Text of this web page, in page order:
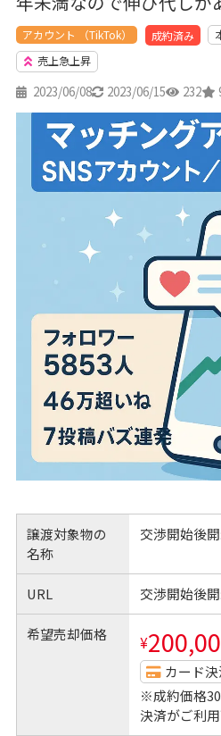
アカウント （TikTok） 成約済み
売上急上昇
2023/06/08 2023/06/15 232
譲渡対象物の
名称
交渉開始後
URL 交渉開始後
希望売却価格 ¥
カード
※成約価格
決済がご利